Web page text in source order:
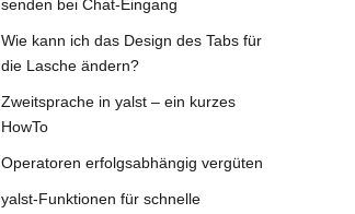
senden bei Chat-Eingang
Wie kann ich das Design des Tabs für
die Lasche ändern?
Zweitsprache in yalst – ein kurzes
HowTo
Operatoren erfolgsabhängig vergüten
yalst-Funktionen für schnelle